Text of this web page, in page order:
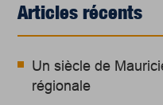
Articles récents
Un siècle de
régionale